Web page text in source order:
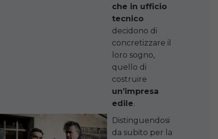
che in ufficio
tecnico
decidono di
concretizzare il
loro sogno,
quello di
costruire
un’impresa
edile.
Distinguendosi
da subito per la